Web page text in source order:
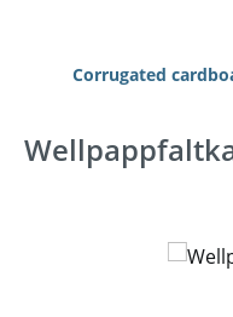
Corrugated
Skip image gallery